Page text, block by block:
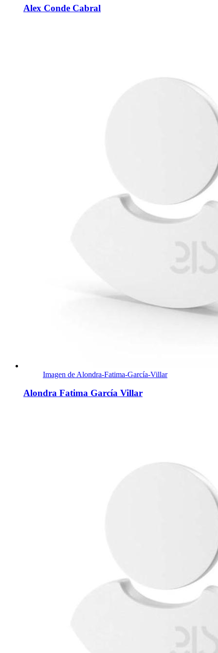
Alex Conde Cabral
Imagen de Alondra-Fatima-García-Villar
Alondra Fatima García Villar